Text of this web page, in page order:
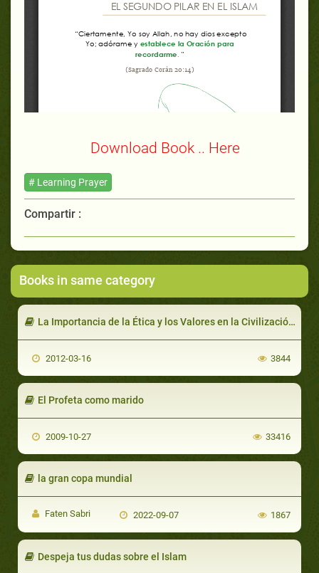
Download Book .. Here
# Learning Prayer
Compartir :
Books in same category
La Importancia de la Ética y los Valores en la Civilización Islámica-Doctor/ Rageb Al-Siryani
2012-03-16 3844
El Profeta como marido
2009-10-27 33416
la gran copa mundial
Faten Sabri 2022-09-07 1867
Despeja tus dudas sobre el Islam